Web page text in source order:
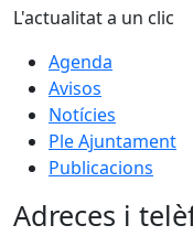
L'actualitat a un clic
Agenda
Avisos
Notícies
Ple Ajuntament
Publicacions
Adreces i